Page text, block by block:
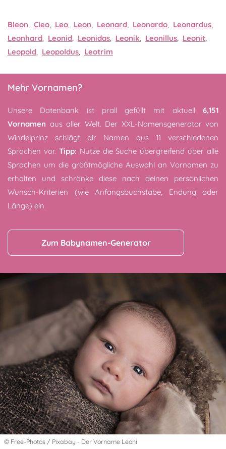
Bleon, Cleo, Leo, Leon, Leonard, Leonardo, Leonardus,
Leonhard, Leonid, Leonidas, Leonik, Leonillus, Leonit,
Leopold, Leopoldus, Leotrim
Mehr Vornamen?
Unsere Datenbank ist prall gefüllt mit aktuell 6,151
Vornamen aus aller Welt. Der XXL-Namensgenerator von
Windelprinz schlägt dir Namen aus 11 verschiedenen
Sprachen vor. Tipp: Nutze die Suche übergreifend über alle
Sprachen um die größtmögliche Auswahl an Vornamen zu
erhalten und schränke diese nach deinen persönlichen
Wunsch-Kriterien (wie Anfangsbuchstabe, Endung oder
Länge) ein.
Zum Babynamen-Generator
© Free-Photos / Pixabay - Der Vorname Leoni